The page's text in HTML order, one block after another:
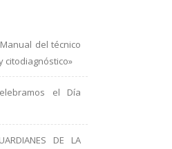
del técnico
citodiagnóstico»
el Día
DE LA